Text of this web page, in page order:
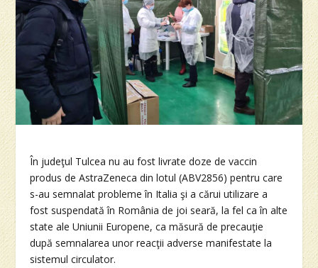
În judeţul Tulcea nu au fost livrate doze de vaccin
produs de AstraZeneca din lotul (ABV2856) pentru care
s-au semnalat probleme în Italia şi a cărui utilizare a
fost suspendată în România de joi seară, la fel ca în alte
state ale Uniunii Europene, ca măsură de precauţie
după semnalarea unor reacţii adverse manifestate la
sistemul circulator.